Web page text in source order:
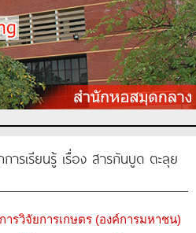
ารเรียนรู้ เรื่อง สารกันบูด ตะลุย
รวิจัยการเกษตร (องค์การมหาชน)